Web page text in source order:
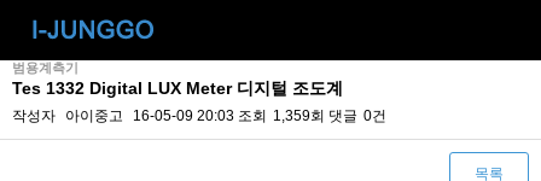
범용계측기
Tes 1332 Digital LUX Meter 디지털 조도계
작성자 아이중고 16-05-09 20:03 조회 1,359회 댓글 0건
목록